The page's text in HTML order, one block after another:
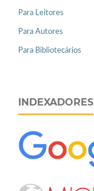
Para Leitores
Para Autores
Para Bibliotecários
INDEXADORES